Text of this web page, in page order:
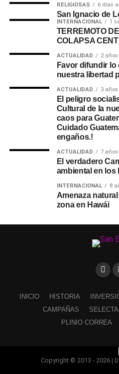
RELIGIOSAS 6 días
San Ignacio de
INTERNACIONAL 1
TERREMOTO
COLAPSA
ACTUALIDAD 2
Favor difundir lo
nuestra libertad
ACTUALIDAD 3
El peligro
Cultural de la
caos para
Cuidado
engaños.!
ACTUALIDAD 7
El verdadero
ambiental en los
INTERNACIONAL 8
Amenaza
zona en Hawái
INICIO HISTORIA
CAMPAÑAS
PLINIO CORREA
Copyright © 2013 - 2026 |